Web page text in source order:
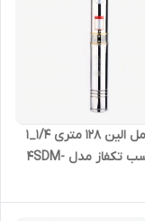
شناور کامل الین 128 متری 1/4_1
اینچ 2 اسب تکفاز مدل 4SDM-